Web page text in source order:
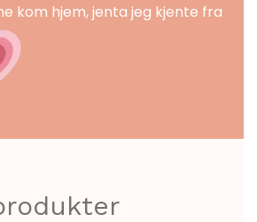
kom hjem, jenta jeg kjente fra